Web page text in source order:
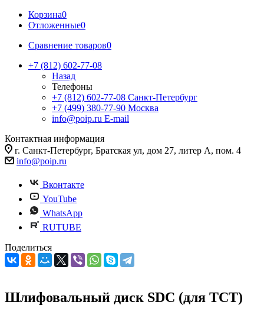
Корзина0
Отложенные0
Сравнение товаров0
+7 (812) 602-77-08
Назад
Телефоны
+7 (812) 602-77-08 Санкт-Петербург
+7 (499) 380-77-90 Москва
info@poip.ru E-mail
Контактная информация
г. Санкт-Петербург, Братская ул, дом 27, литер А, пом. 4
info@poip.ru
Вконтакте
YouTube
WhatsApp
RUTUBE
Поделиться
Шлифовальный диск SDC (для TCT)